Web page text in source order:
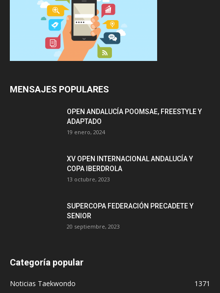
MENSAJES POPULARES
OPEN ANDALUCÍA POOMSAE, FREESTYLE Y
ADAPTADO
19 enero, 2024
XV OPEN INTERNACIONAL ANDALUCÍA Y
COPA IBERDROLA
13 octubre, 2023
SUPERCOPA FEDERACIÓN PRECADETE Y
SENIOR
20 septiembre, 2023
Categoría popular
Noticias Taekwondo
1371